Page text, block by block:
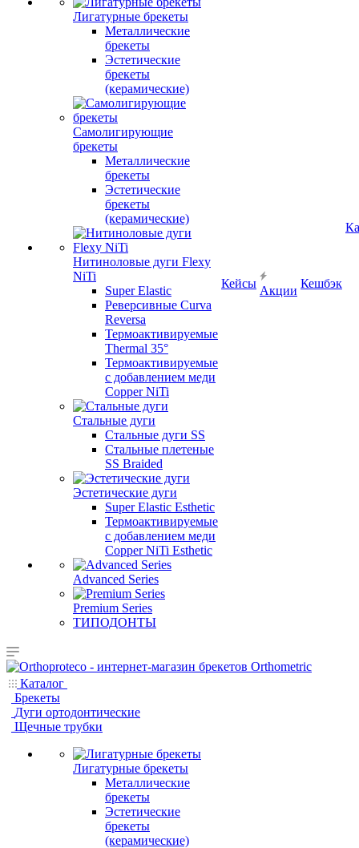
Лигатурные брекеты
Металлические
брекеты
Эстетические
брекеты
(керамические)
Самолигирующие
брекеты
Металлические
брекеты
Эстетические
брекеты
(керамические)
Нитиноловые дуги Flexy
NiTi
Super Elastic
Реверсивные Curva
Reversa
Термоактивируемые
Thermal 35°
Термоактивируемые
с добавлением меди
Copper NiTi
Стальные дуги
Стальные дуги SS
Стальные плетеные
SS Braided
Эстетические дуги
Super Elastic Esthetic
Термоактивируемые
с добавлением меди
Copper NiTi Esthetic
Advanced Series
Premium Series
ТИПОДОНТЫ
Кейсы
Акции
Кешбэк
Каталог
Брекеты
Дуги ортодонтические
Щечные трубки
Лигатурные брекеты
Металлические
брекеты
Эстетические
брекеты
(керамические)